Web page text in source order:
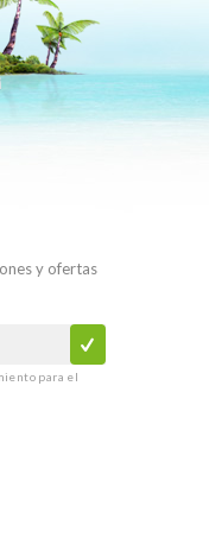
y ofertas
para el